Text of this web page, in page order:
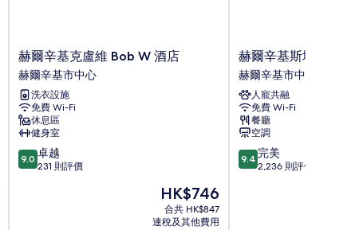
赫
爾
辛
基
克
盧
維
Bob
W
赫爾辛基克盧維 Bob W 酒店
赫爾辛基市中心
洗衣設施
免費 Wi-Fi
休息區
健身室
9.0
分
9.0 卓越
231 則評價
現
售
HK$746
HK$746
合共 HK$847
連稅及其他費用
赫
爾
辛
基
斯
堪
迪
克
中
赫爾辛基斯堪迪克中
赫爾辛基市中心
人寵共融
免費 Wi-Fi
餐廳
空調
9.4
分
9.4 完美
2,236 則評價